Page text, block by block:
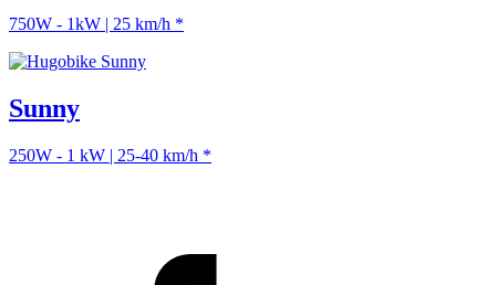
750W - 1kW | 25 km/h *
Sunny
250W - 1 kW | 25-40 km/h *